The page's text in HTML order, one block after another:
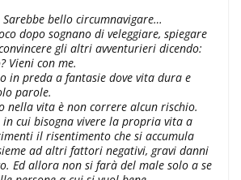
bello circumnavigare…
dopo sognano di veleggiare, spiegare
gli altri avventurieri dicendo:
Vieni con me.
in preda a fantasie dove vita dura e
parole.
nella vita è non correre alcun rischio.
cui bisogna vivere la propria vita a
il risentimento che si accumula
ad altri fattori negativi, gravi danni
Ed allora non si farà del male solo a se